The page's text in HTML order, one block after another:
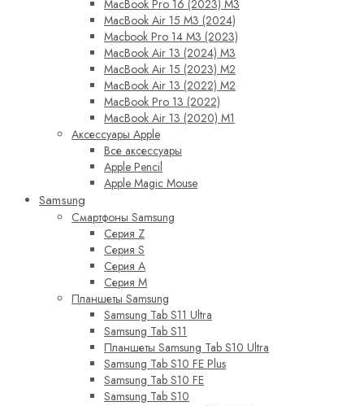
MacBook Pro 16 (2023) M3
MacBook Air 15 M3 (2024)
Macbook Pro 14 M3 (2023)
MacBook Air 13 (2024) M3
MacBook Air 15 (2023) M2
MacBook Air 13 (2022) M2
MacBook Pro 13 (2022)
MacBook Air 13 (2020) M1
Аксессуары Apple
Все аксессуары
Apple Pencil
Apple Magic Mouse
Samsung
Смартфоны Samsung
Серия Z
Серия S
Серия A
Серия M
Планшеты Samsung
Samsung Tab S11 Ultra
Samsung Tab S11
Планшеты Samsung Tab S10 Ultra
Samsung Tab S10 FE Plus
Samsung Tab S10 FE
Samsung Tab S10